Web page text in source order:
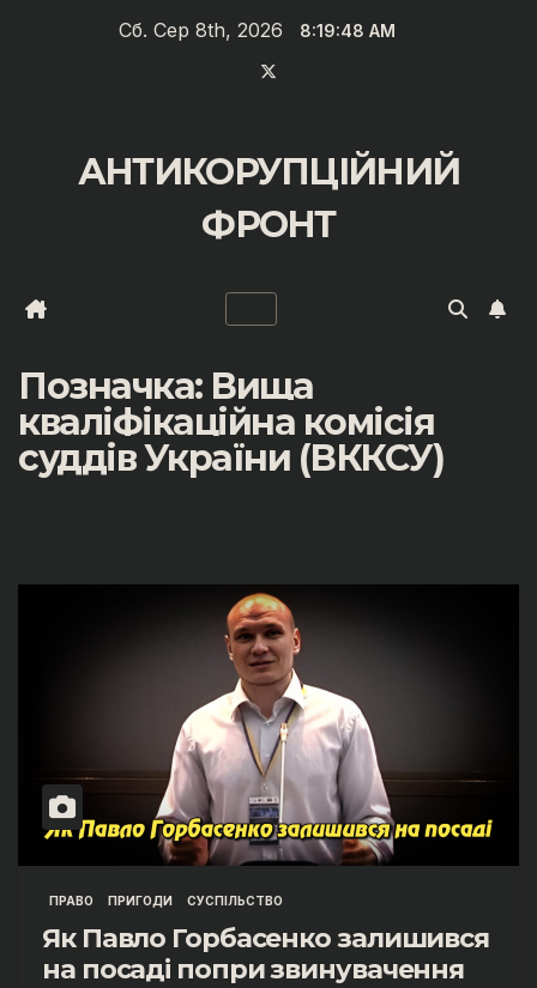
Сб. Сер 8th, 2026 8:19:48 AM
АНТИКОРУПЦІЙНИЙ
ФРОНТ
Позначка: Вища
кваліфікаційна комісія
суддів України (ВККСУ)
ПРАВО ПРИГОДИ СУСПІЛЬСТВО
Як Павло Горбасенко залишився
на посаді попри звинувачення